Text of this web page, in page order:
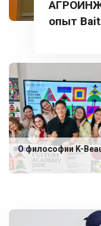
опыт
О философии K-